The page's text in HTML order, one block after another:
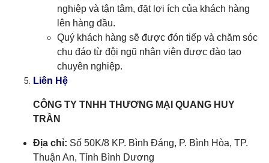
nghiệp và tận tâm, đặt lợi ích của khách hàng
lên hàng đầu.
Quý khách hàng sẽ được đón tiếp và chăm sóc
chu đáo từ đội ngũ nhân viên được đào tạo
chuyên nghiệp.
Liên Hệ
CÔNG TY TNHH THƯƠNG MẠI QUANG HUY
TRẦN
Địa chỉ: Số 50K/8 KP. Bình Đáng, P. Bình Hòa, TP.
Thuận An, Tỉnh Bình Dương